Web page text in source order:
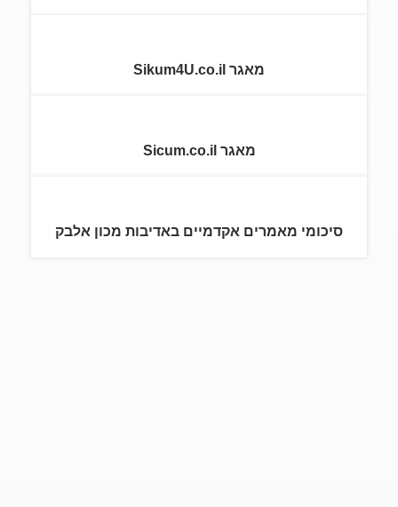
מאגר Sikum4U.co.il
מאגר Sicum.co.il
סיכומי מאמרים אקדמיים באדיבות מכון אלבק